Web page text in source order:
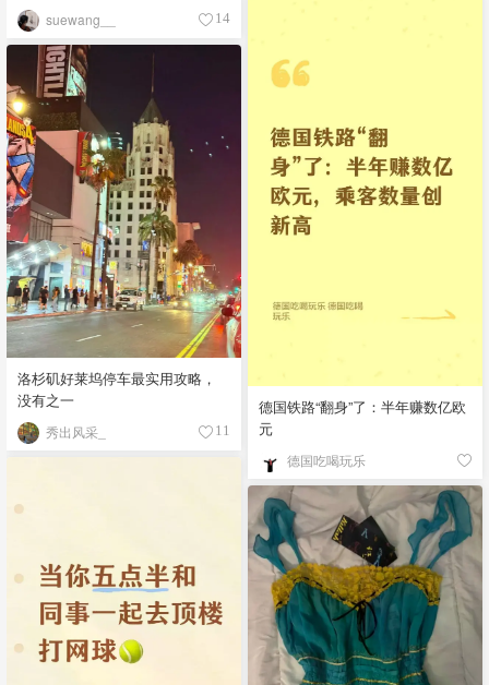
suewang__ 14
德国铁路“翻身”了：半年赚数亿欧
元
德国吃喝玩乐
洛杉矶好莱坞停车最实用攻略，
没有之一
秀出风采_ 11